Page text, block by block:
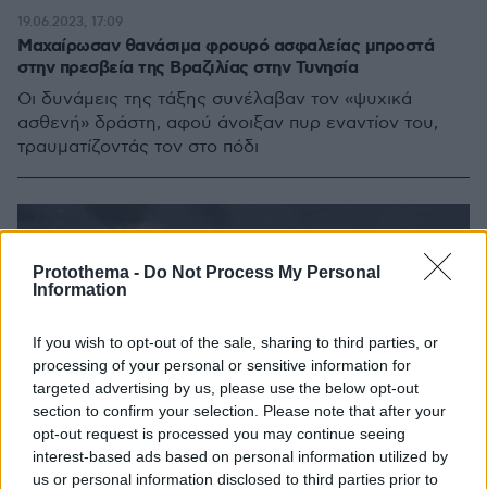
Protothema - Do Not Process My Personal
Information
If you wish to opt-out of the sale, sharing to third parties, or
processing of your personal or sensitive information for
targeted advertising by us, please use the below opt-out
section to confirm your selection. Please note that after your
opt-out request is processed you may continue seeing
interest-based ads based on personal information utilized by
us or personal information disclosed to third parties prior to
Μαχαίρωσαν θανάσιμα φρουρό ασφαλείας μπροστά
στην πρεσβεία της Βραζιλίας στην Τυνησία
Οι δυνάμεις της τάξης συνέλαβαν τον «ψυχικά
ασθενή» δράστη, αφού άνοιξαν πυρ εναντίον του,
τραυματίζοντάς τον στο πόδι
19.06.2023, 17:09